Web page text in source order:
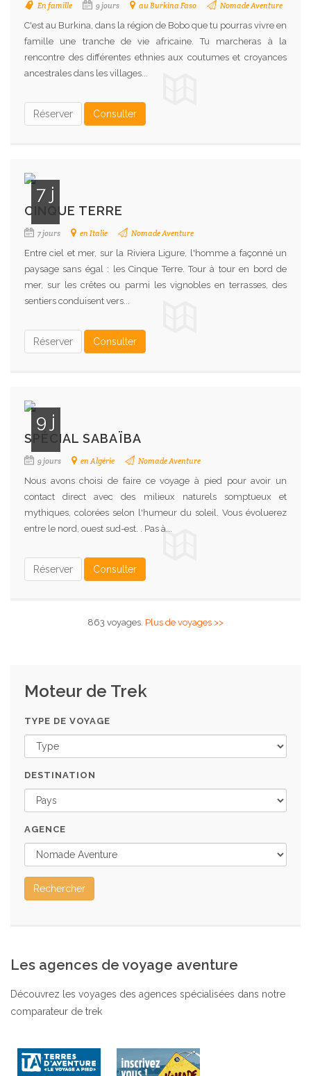
En famille 9 jours au Burkina Faso Nomade Aventure
C'est au Burkina, dans la région de Bobo que tu pourras vivre en
famille une tranche de vie africaine. Tu marcheras à la
rencontre des différentes ethnies aux coutumes et croyances
ancestrales dans les villages...
Réserver Consulter
7 j
CINQUE TERRE
7 jours en Italie Nomade Aventure
Entre ciel et mer, sur la Riviera Ligure, l'homme a façonné un
paysage sans égal : les Cinque Terre. Tour à tour en bord de
mer, sur les crêtes ou parmi les vignobles en terrasses, des
sentiers conduisent vers...
Réserver Consulter
9 j
SPÉCIAL SABAÏBA
9 jours en Algérie Nomade Aventure
Nous avons choisi de faire ce voyage à pied pour avoir un
contact direct avec des milieux naturels somptueux et
mythiques, colorées selon l'humeur du soleil. Vous évoluerez
entre le nord, ouest sud-est. . Pas à...
Réserver Consulter
863 voyages. Plus de voyages >>
Moteur de Trek
TYPE DE VOYAGE
DESTINATION
AGENCE
Rechercher
Les agences de voyage aventure
Découvrez les voyages des agences spécialisées dans notre
comparateur de trek